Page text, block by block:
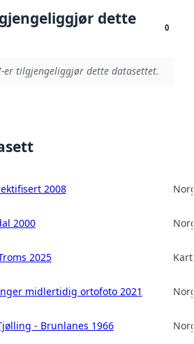
dette
0
er tilgjengeliggjør dette datasettet.
2008
2000
2025
midlertidig ortofoto 2021
- Brunlanes 1966